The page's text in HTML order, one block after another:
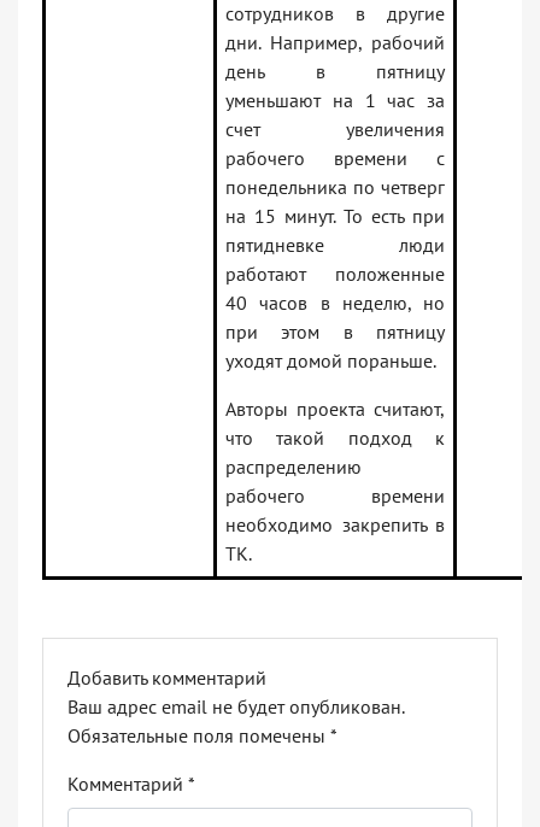
сотрудников в другие
дни. Например, рабочий
день в пятницу
уменьшают на 1 час за
счет увеличения
рабочего времени с
понедельника по четверг
на 15 минут. То есть при
пятидневке люди
работают положенные
40 часов в неделю, но
при этом в пятницу
уходят домой пораньше.
Авторы проекта считают,
что такой подход к
распределению
рабочего времени
необходимо закрепить в
ТК.
Добавить комментарий
Ваш адрес email не будет опубликован.
Обязательные поля помечены *
Комментарий *